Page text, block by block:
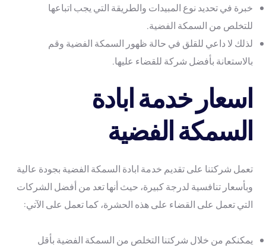
خبرة في تحديد نوع المبيدات والطريقة التي يجب اتباعها
للتخلص من السمكة الفضية.
لذلك لا داعي للقلق في حالة ظهور السمكة الفضية وقم
بالاستعانة بأفضل شركة للقضاء عليها.
اسعار خدمة ابادة
السمكة الفضية
تعمل شركتنا على تقديم خدمة ابادة السمكة الفضية بجودة عالية
وبأسعار تنافسية لدرجة كبيرة، حيث أنها تعد من أفضل الشركات
التي تعمل على القضاء على هذه الحشرة، كما تعمل على الآتي:
يمكنكم من خلال شركتنا التخلص من السمكة الفضية بأقل